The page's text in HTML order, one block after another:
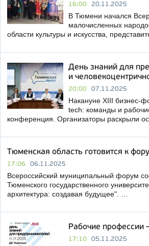
16:00 20.11.2025
В Тюмени начался
малочисленных
области культуры и искусства,
День знаний для
и
20:00 07.11.2025
Накануне XIII бизнес-
tech: команды и
конференция. Организаторы раскрыли
Тюменская область готовится к
17:06 06.11.2025
Всероссийский муниципальный форум
Тюменского государственного
архитектура: создавая будущее". …
Рабочие профессии
17:10 05.11.2025